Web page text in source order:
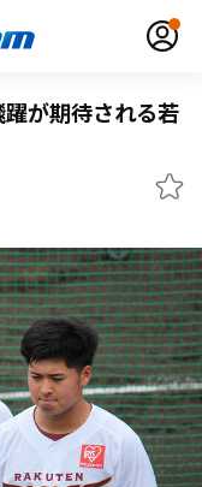
が期待される若